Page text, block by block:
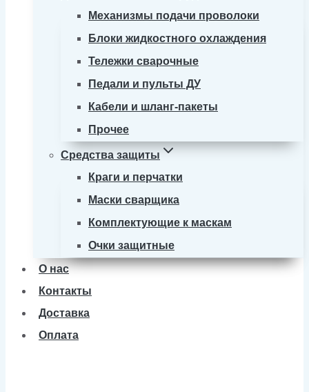
Механизмы подачи проволоки
Блоки жидкостного охлаждения
Тележки сварочные
Педали и пульты ДУ
Кабели и шланг-пакеты
Прочее
Средства защиты
Краги и перчатки
Маски сварщика
Комплектующие к маскам
Очки защитные
О нас
Контакты
Доставка
Оплата